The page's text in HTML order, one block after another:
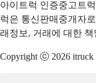
아이트럭 인증중고트
럭은 통신판매중개자
래정보, 거래에 대한
Copyright ⓒ 2026 itruck